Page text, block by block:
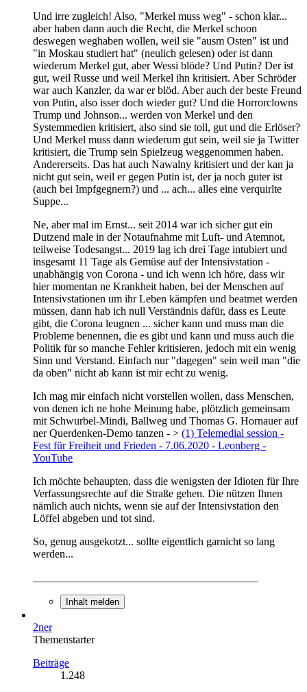
Und irre zugleich! Also, "Merkel muss weg" - schon klar...
aber haben dann auch die Recht, die Merkel schoon
deswegen weghaben wollen, weil sie "ausm Osten" ist und
"in Moskau studiert hat" (neulich gelesen) oder ist dann
wiederum Merkel gut, aber Wessi blöde? Und Putin? Der ist
gut, weil Russe und weil Merkel ihn kritisiert. Aber Schröder
war auch Kanzler, da war er blöd. Aber auch der beste Freund
von Putin, also isser doch wieder gut? Und die Horrorclowns
Trump und Johnson... werden von Merkel und den
Systemmedien kritisiert, also sind sie toll, gut und die Erlöser?
Und Merkel muss dann wiederum gut sein, weil sie ja Twitter
kritisiert, die Trump sein Spielzeug weggenommen haben.
Andererseits. Das hat auch Nawalny kritisiert und der kan ja
nicht gut sein, weil er gegen Putin ist, der ja noch guter ist
(auch bei Impfgegnern?) und ... ach... alles eine verquirlte
Suppe...
Ne, aber mal im Ernst... seit 2014 war ich sicher gut ein
Dutzend male in der Notaufnahme mit Luft- und Atemnot,
teilweise Todesangst... 2019 lag ich drei Tage intubiert und
insgesamt 11 Tage als Gemüse auf der Intensivstation -
unabhängig von Corona - und ich wenn ich höre, dass wir
hier momentan ne Krankheit haben, bei der Menschen auf
Intensivstationen um ihr Leben kämpfen und beatmet werden
müssen, dann hab ich null Verständnis dafür, dass es Leute
gibt, die Corona leugnen ... sicher kann und muss man die
Probleme benennen, die es gibt und kann und muss auch die
Politik für so manche Fehler kritisieren, jedoch mit ein wenig
Sinn und Verstand. Einfach nur "dagegen" sein weil man "die
da oben" nicht ab kann ist mir echt zu wenig.
Ich mag mir einfach nicht vorstellen wollen, dass Menschen,
von denen ich ne hohe Meinung habe, plötzlich gemeinsam
mit Schwurbel-Mindi, Ballweg und Thomas G. Hornauer auf
ner Querdenken-Demo tanzen - > (1) Telemedial session -
Fest für Freiheit und Frieden - 7.06.2020 - Leonberg -
YouTube
Ich möchte behaupten, dass die wenigsten der Idioten für Ihre
Verfassungsrechte auf die Straße gehen. Die nützen Ihnen
nämlich auch nichts, wenn sie auf der Intensivstation den
Löffel abgeben und tot sind.
So, genug ausgekotzt... sollte eigentlich garnicht so lang
werden...
Inhalt melden
2ner
Themenstarter
Beiträge
1.248